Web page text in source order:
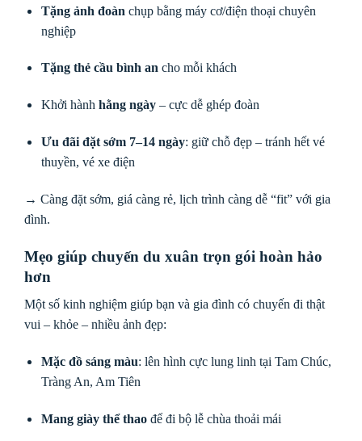
Tặng ảnh đoàn chụp bằng máy cơ/điện thoại chuyên
nghiệp
Tặng thẻ cầu bình ancho mỗi khách
Khởi hành hằng ngày– cực dễ ghép đoàn
Ưu đãi đặt sớm 7–14 ngày: giữ chỗ đẹp – tránh hết vé
thuyền, vé xe điện
→ Càng đặt sớm, giá càng rẻ, lịch trình càng dễ “fit” với gia
đình.
Mẹo giúp chuyến du xuân trọn gói hoàn hảo
hơn
Một số kinh nghiệm giúp bạn và gia đình có chuyến đi thật
vui – khỏe – nhiều ảnh đẹp:
Mặc đồ sáng màu: lên hình cực lung linh tại Tam Chúc,
Tràng An, Am Tiên
Mang giày thể thaođể đi bộ lễ chùa thoải mái